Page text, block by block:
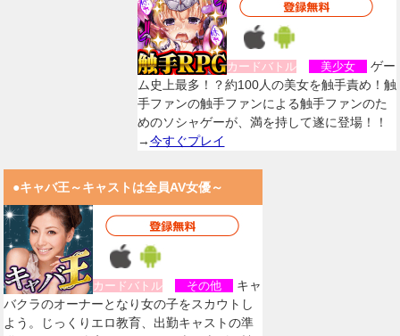
カードバトル 美少女
ゲー
ム史上最多！？約100人の美女を触手責め！触
手ファンの触手ファンによる触手ファンのた
めのソシャゲーが、満を持して遂に登場！！
→今すぐプレイ
●キャバ王～キャストは全員AV女優～
カードバトル その他
キャ
バクラのオーナーとなり女の子をスカウトし
よう。じっくりエロ教育、出勤キャストの準